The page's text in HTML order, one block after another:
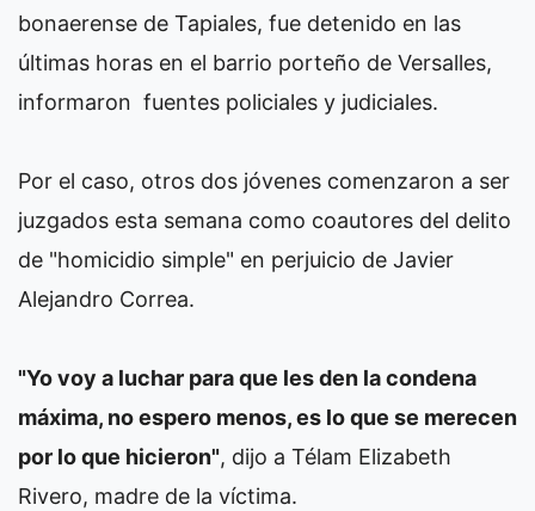
bonaerense de Tapiales, fue detenido en las
últimas horas en el barrio porteño de Versalles,
informaron fuentes policiales y judiciales.
Por el caso, otros dos jóvenes comenzaron a ser
juzgados esta semana como coautores del delito
de "homicidio simple" en perjuicio de Javier
Alejandro Correa.
"Yo voy a luchar para que les den la condena
máxima, no espero menos, es lo que se merecen
por lo que hicieron", dijo a Télam Elizabeth
Rivero, madre de la víctima.